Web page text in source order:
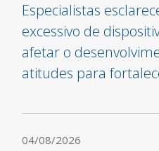
Especialistas
excessivo de
afetar o
atitudes para
04/08/2026